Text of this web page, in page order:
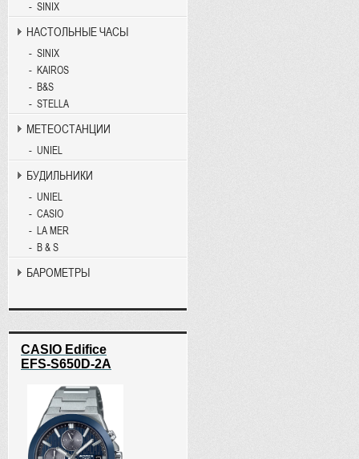
SINIX
НАСТОЛЬНЫЕ ЧАСЫ
SINIX
KAIROS
B&S
STELLA
МЕТЕОСТАНЦИИ
UNIEL
БУДИЛЬНИКИ
UNIEL
CASIO
LA MER
B & S
БАРОМЕТРЫ
CASIO Edifice
EFS-S650D-2A